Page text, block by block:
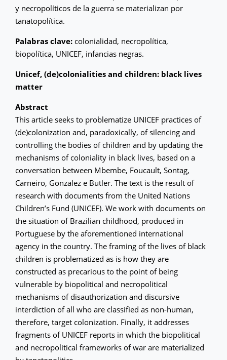
y necropolíticos de la guerra se materializan por
tanatopolítica.
Palabras clave: colonialidad, necropolítica,
biopolítica, UNICEF, infancias negras.
Unicef, (de)colonialities and children: black lives
matter
Abstract
This article seeks to problematize UNICEF practices of
(de)colonization and, paradoxically, of silencing and
controlling the bodies of children and by updating the
mechanisms of coloniality in black lives, based on a
conversation between Mbembe, Foucault, Sontag,
Carneiro, Gonzalez e Butler. The text is the result of
research with documents from the United Nations
Children’s Fund (UNICEF). We work with documents on
the situation of Brazilian childhood, produced in
Portuguese by the aforementioned international
agency in the country. The framing of the lives of black
children is problematized as is how they are
constructed as precarious to the point of being
vulnerable by biopolitical and necropolitical
mechanisms of disauthorization and discursive
interdiction of all who are classified as non-human,
therefore, target colonization. Finally, it addresses
fragments of UNICEF reports in which the biopolitical
and necropolitical frameworks of war are materialized